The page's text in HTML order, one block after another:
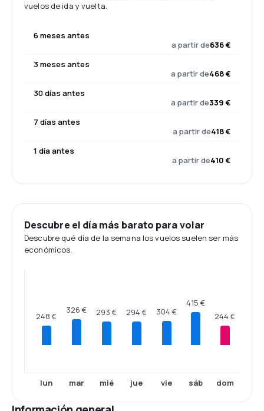
vuelos de ida y vuelta.
6 meses antes
a partir de636 €
3 meses antes
a partir de468 €
30 días antes
a partir de339 €
7 días antes
a partir de418 €
1 día antes
a partir de410 €
Descubre el día más barato para volar
Descubre qué día de la semana los vuelos suelen ser más
económicos.
248 €
lun
326 €
mar
293 €
mié
294 €
jue
304 €
vie
415 €
sáb
244 €
dom